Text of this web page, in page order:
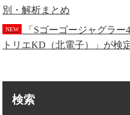
別・解析まとめ
NEW
「Sゴーゴージャグラ
トリエKD（北電子）」が検
検索